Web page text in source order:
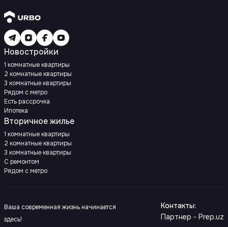
Новостройки
1 комнатные квартиры
2 комнатные квартиры
3 комнатные квартиры
Рядом с метро
Есть рассрочка
Ипотека
Вторичное жилье
1 комнатные квартиры
2 комнатные квартиры
3 комнатные квартиры
С ремонтом
Рядом с метро
Ваша современная жизнь начинается
здесь!
Контакты:
Партнер - Prep.uz